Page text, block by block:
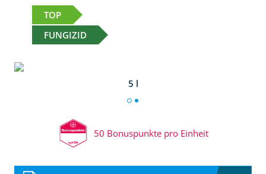
TOP
FUNGIZID
5 l
50 Bonuspunkte pro Einheit